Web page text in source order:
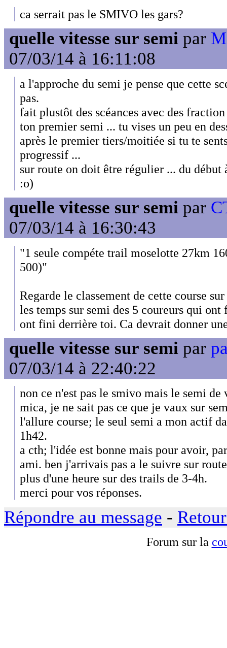
ca serrait pas le SMIVO les gars?
quelle vitesse sur semi par
07/03/14 à 16:11:08
a l'approche du semi je pense que cette
pas.
fait plustôt des scéances avec des
ton premier semi ... tu vises un peu en
après le premier tiers/moitiée si tu te
progressif ...
sur route on doit être régulier ... du début
:o)
quelle vitesse sur semi par
07/03/14 à 16:30:43
"1 seule compéte trail moselotte 27km
500)"
Regarde le classement de cette course
les temps sur semi des 5 coureurs qui
ont fini derrière toi. Ca devrait donner
quelle vitesse sur semi par
07/03/14 à 22:40:22
non ce n'est pas le smivo mais le semi
mica, je ne sait pas ce que je vaux sur
l'allure course; le seul semi a mon actif
1h42.
a cth; l'idée est bonne mais pour avoir,
ami. ben j'arrivais pas a le suivre sur
plus d'une heure sur des trails de 3-4h.
merci pour vos réponses.
Répondre au message -
Forum sur la